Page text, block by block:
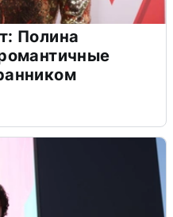
Полина